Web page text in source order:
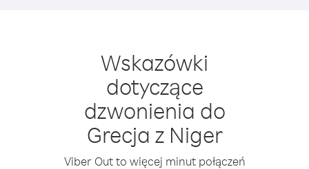
Wskazówki
dotyczące
dzwonienia do
Grecja z Niger
Viber Out to więcej minut połączeń